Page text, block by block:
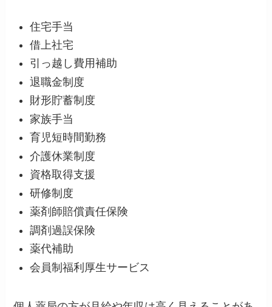
住宅手当
借上社宅
引っ越し費用補助
退職金制度
財形貯蓄制度
家族手当
育児短時間勤務
介護休業制度
資格取得支援
研修制度
薬剤師賠償責任保険
調剤過誤保険
薬代補助
会員制福利厚生サービス